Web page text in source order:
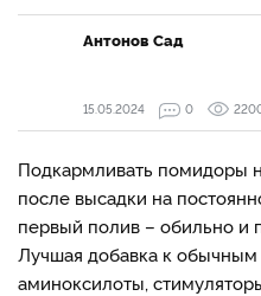
Антонов Сад
15.05.2024
0
Подкармливать помидоры
после высадки на
первый полив – обильно и
Лучшая добавка к
аминоксилоты,